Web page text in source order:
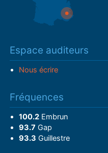
Espace auditeurs
Nous écrire
Fréquences
100.2Embrun
93.7 Gap
93.3 Guillestre